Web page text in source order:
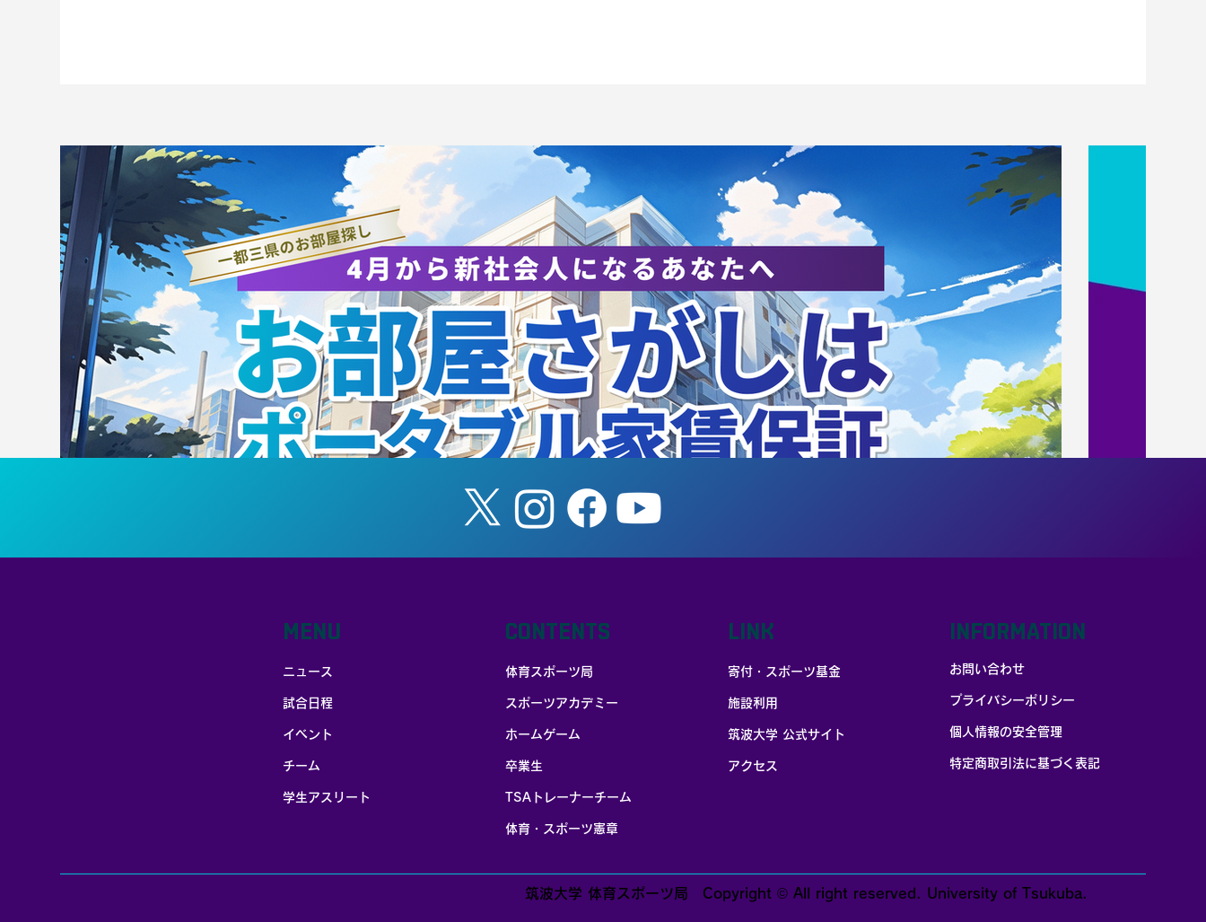
【エスコートキッズ・クリニ
ック参加者募集】8/8（土）
筑波大学ホームゲーム
「TSUKUBA LIVE!
Presented by SMBC」（女
子バスケットボール）のエス
コートキッズ・バスケットボ
【お知らせ】8/8（土） 筑波
大学ホームゲーム
「TSUKUBA LIVE!
Presented by SMBC」（女
子バスケットボール）を開催
します
【山本柊輔氏アドバイザー就
任のお知らせ】
お部屋探しはポータブル家賃保証
ニュース
試合日程
イベント
チーム
学生アスリート
MENU
体育スポーツ局
スポーツアカデミー
ホームゲーム
卒業生
TSAトレーナーチーム
体育・スポーツ憲章
CONTENTS
寄付・スポーツ基金
施設利用
筑波大学 公式サイト
アクセス
LINK INFORMATION
お問い合わせ
プライバシーポリシー
個人情報の安全管理
​特定商取引法に基づく表記
筑波大学 体育スポーツ局 Copyright © All right reserved. University of Tsukuba.